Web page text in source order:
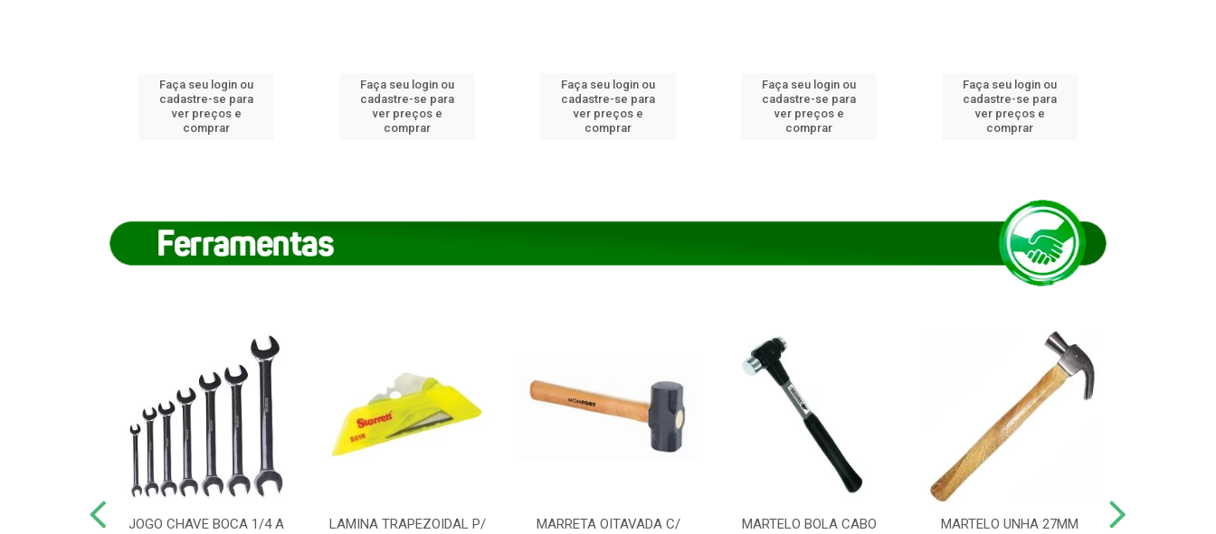
Faça seu login ou
cadastre-se para
ver preços e
comprar
Faça seu login ou
cadastre-se para
ver preços e
comprar
Faça seu login ou
cadastre-se para
ver preços e
comprar
Faça seu login ou
cadastre-se para
ver preços e
comprar
Faça seu login ou
cadastre-se para
ver preços e
comprar
JOGO CHAVE BOCA 1/4 A
LAMINA TRAPEZOIDAL P/
MARRETA OITAVADA C/
MARTELO BOLA CABO
MARTELO UNHA 27MM